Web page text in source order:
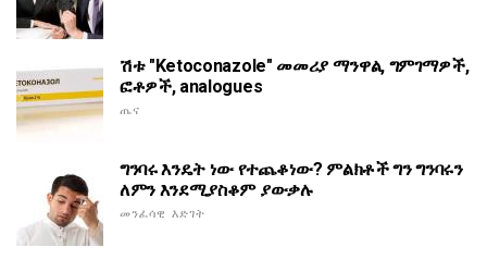
ሽቱ "Ketoconazole" መመሪያ ማንዋል, ግምገማዎች,
ፎቶዎች, analogues
ጤና
ግንባሩ እንዴት ነው የተጨቆነው? ምልክቶች ግን ግንባሩን
ለምን እንደሚያስቆም ያውቃሉ
መንፈሳዊ እድገት